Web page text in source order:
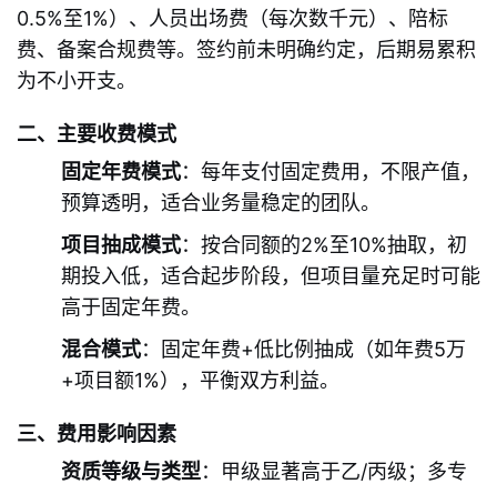
0.5%至1%）、人员出场费（每次数千元）、陪标
费、备案合规费等。签约前未明确约定，后期易累积
为不小开支。
二、主要收费模式
固定年费模式：每年支付固定费用，不限产值，
预算透明，适合业务量稳定的团队。
项目抽成模式：按合同额的2%至10%抽取，初
期投入低，适合起步阶段，但项目量充足时可能
高于固定年费。
混合模式：固定年费+低比例抽成（如年费5万
+项目额1%），平衡双方利益。
三、费用影响因素
资质等级与类型：甲级显著高于乙/丙级；多专